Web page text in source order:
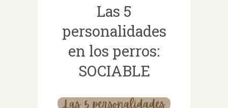
Las 5
personalidades
en los perros:
SOCIABLE